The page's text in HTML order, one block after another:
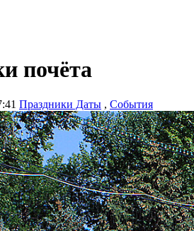
почёта
Праздники Даты , События